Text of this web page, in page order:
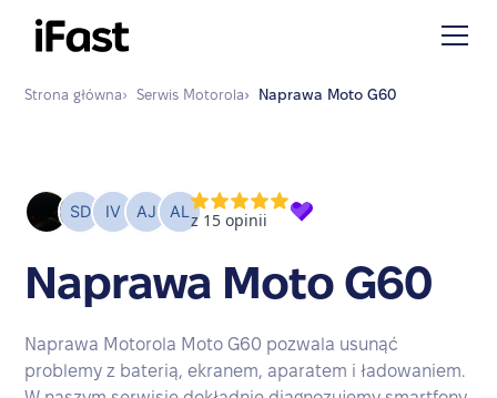
Strona główna› Serwis Motorola› Naprawa Moto G60
Naprawa Moto G60
Naprawa Motorola Moto G60 pozwala usunąć
problemy z baterią, ekranem, aparatem i ładowaniem.